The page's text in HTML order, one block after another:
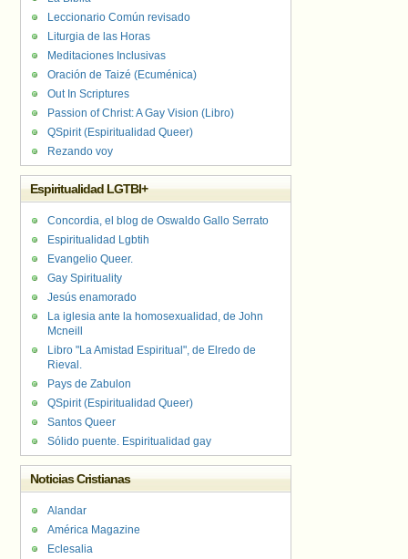
Leccionario Común revisado
Liturgia de las Horas
Meditaciones Inclusivas
Oración de Taizé (Ecuménica)
Out In Scriptures
Passion of Christ: A Gay Vision (Libro)
QSpirit (Espiritualidad Queer)
Rezando voy
Espiritualidad LGTBI+
Concordia, el blog de Oswaldo Gallo Serrato
Espiritualidad Lgbtih
Evangelio Queer.
Gay Spirituality
Jesús enamorado
La iglesia ante la homosexualidad, de John
Mcneill
Libro "La Amistad Espiritual", de Elredo de
Rieval.
Pays de Zabulon
QSpirit (Espiritualidad Queer)
Santos Queer
Sólido puente. Espiritualidad gay
Noticias Cristianas
Alandar
América Magazine
Eclesalia